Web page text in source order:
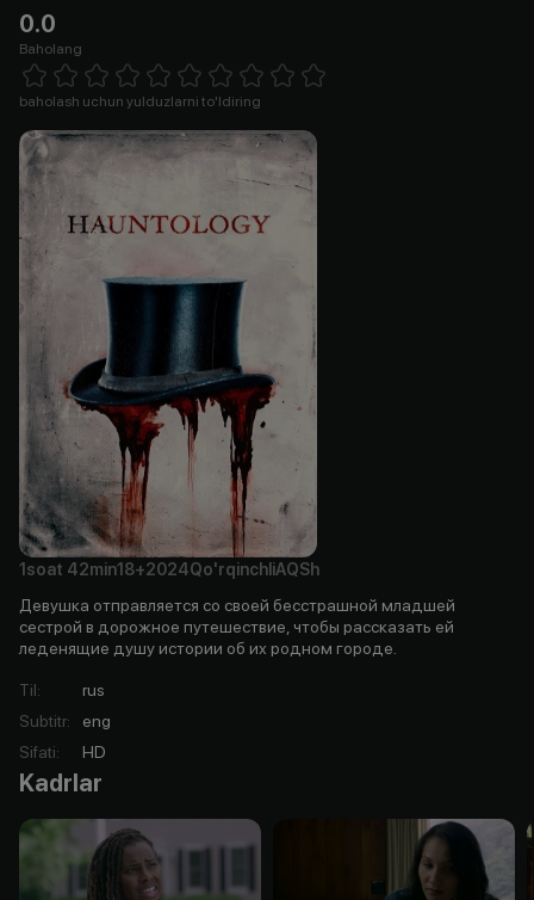
0.0
Baholang
1 Star 2 Stars 3 Stars 4 Stars5 Stars 6 Stars7 Stars8 Stars
baholash uchun yulduzlarni to'ldiring
1soat 42min18+2024Qo'rqinchliAQSh
Девушка отправляется со своей бесстрашной младшей
сестрой в дорожное путешествие, чтобы рассказать ей
леденящие душу истории об их родном городе.
Til:
rus
Subtitr:
eng
Sifati: HD
Kadrlar